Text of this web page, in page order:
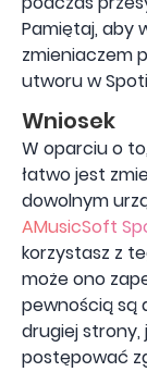
Pamiętaj, aby
zmieniaczem
utworu w
Wniosek
W oparciu o
łatwo jest
dowolnym
AMusicSoft
korzystasz z
może ono
pewnością są
drugiej strony,
postępować